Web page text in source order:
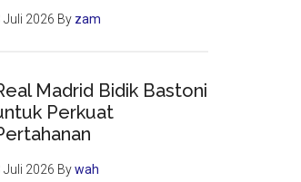
Juli 2026 By zam
Madrid Bidik Bastoni
Perkuat
Juli 2026 Bywah